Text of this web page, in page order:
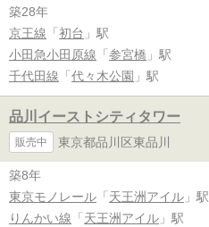
築28年
京王線 「 初台 」駅
小田急小田原線 「 参宮橋 」駅
千代田線 「 代々木公園 」駅
品川イーストシティタワー
販売中 東京都品川区東品川
築8年
東京モノレール 「 天王洲アイル 」駅
りんかい線 「 天王洲アイル 」駅